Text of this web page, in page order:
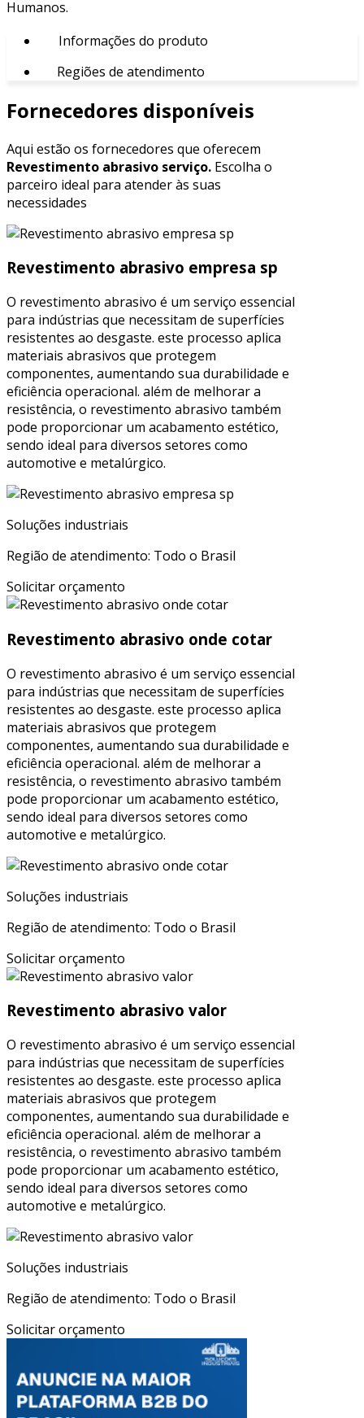
Humanos.
Informações do produto
Regiões de atendimento
Fornecedores disponíveis
Aqui estão os fornecedores que oferecem
Revestimento abrasivo serviço. Escolha o
parceiro ideal para atender às suas
necessidades
Revestimento abrasivo empresa sp
O revestimento abrasivo é um serviço essencial
para indústrias que necessitam de superfícies
resistentes ao desgaste. este processo aplica
materiais abrasivos que protegem
componentes, aumentando sua durabilidade e
eficiência operacional. além de melhorar a
resistência, o revestimento abrasivo também
pode proporcionar um acabamento estético,
sendo ideal para diversos setores como
automotive e metalúrgico.
Soluções industriais
Região de atendimento: Todo o Brasil
Solicitar orçamento
Revestimento abrasivo onde cotar
O revestimento abrasivo é um serviço essencial
para indústrias que necessitam de superfícies
resistentes ao desgaste. este processo aplica
materiais abrasivos que protegem
componentes, aumentando sua durabilidade e
eficiência operacional. além de melhorar a
resistência, o revestimento abrasivo também
pode proporcionar um acabamento estético,
sendo ideal para diversos setores como
automotive e metalúrgico.
Soluções industriais
Região de atendimento: Todo o Brasil
Solicitar orçamento
Revestimento abrasivo valor
O revestimento abrasivo é um serviço essencial
para indústrias que necessitam de superfícies
resistentes ao desgaste. este processo aplica
materiais abrasivos que protegem
componentes, aumentando sua durabilidade e
eficiência operacional. além de melhorar a
resistência, o revestimento abrasivo também
pode proporcionar um acabamento estético,
sendo ideal para diversos setores como
automotive e metalúrgico.
Soluções industriais
Região de atendimento: Todo o Brasil
Solicitar orçamento